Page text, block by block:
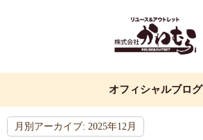
オフィシャルブログ
月別アーカイブ: 2025年12月